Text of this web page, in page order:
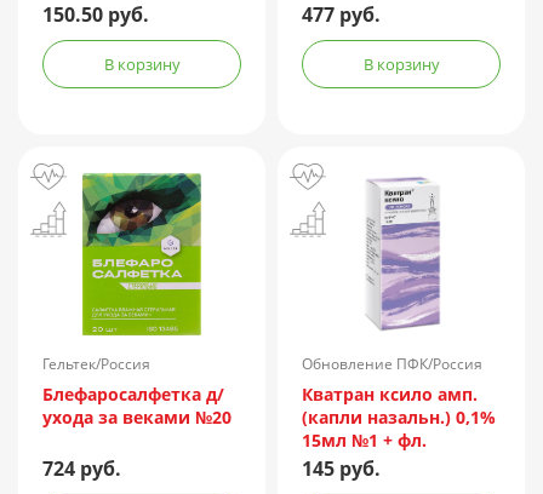
150.50 руб.
В корзину
477 руб.
В корзину
Гельтек/Россия
Блефаросалфетка д/
ухода за веками №20
724 руб.
Обновление ПФК/Россия
Кватран ксило амп.
(капли назальн.) 0,1%
15мл №1 + фл.
145 руб.